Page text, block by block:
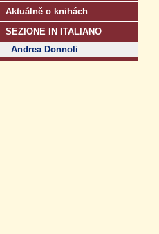
Aktuálně o knihách
SEZIONE IN ITALIANO
Andrea Donnoli